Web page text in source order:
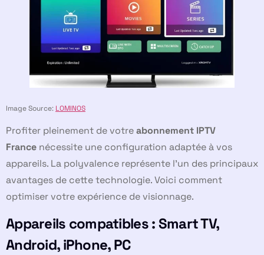
Image Source: LOMINOS
Profiter pleinement de votreabonnement IPTV
France nécessite une configuration adaptée à vos
appareils. La polyvalence représente l’un des principaux
avantages de cette technologie. Voici comment
optimiser votre expérience de visionnage.
Appareils compatibles : Smart TV,
Android, iPhone, PC